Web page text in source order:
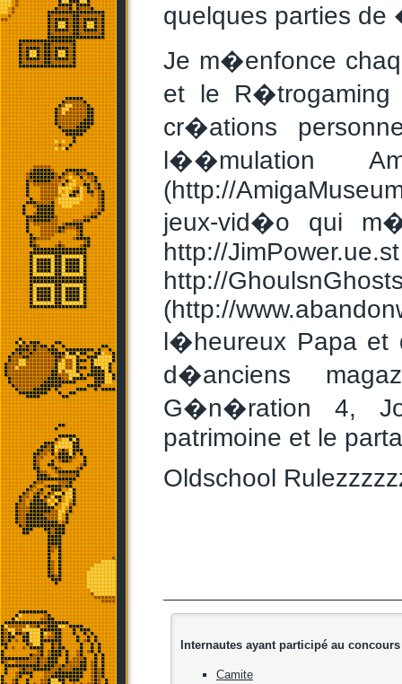
quelques parties
Je m�enfonce
et le
cr�ations
l��mulation
(http://
jeux-vid�o qui
http://
http://
(http://
l�heureux Papa et
d�anciens
G�n�ration 4,
patrimoine et le
Oldschool
Internautes ayant participé au
Camite